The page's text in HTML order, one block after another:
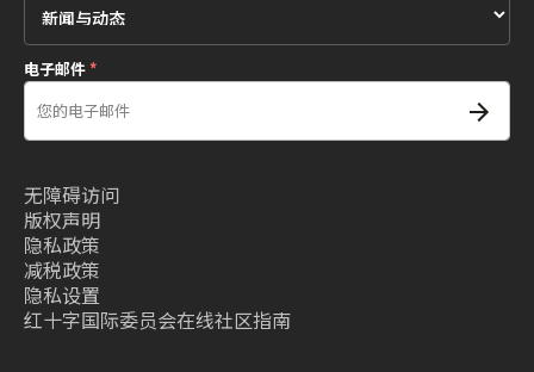
电子邮件*
无障碍访问
版权声明
隐私政策
减税政策
隐私设置
红十字国际委员会在线社区指南